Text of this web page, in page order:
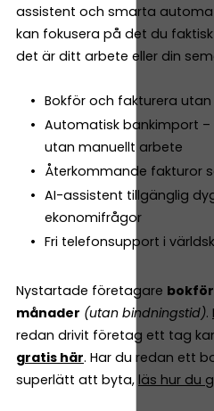
assistent och smarta
kan fokusera på det du
det är ditt arbete eller din
Bokför och fakturera
Automatisk bankimport
utan manuellt arbete
Återkommande fakturor
AI-assistent tillgänglig
ekonomifrågor
Fri telefonsupport i
Nystartade företagare
månader (utan bindningstid).
redan drivit företag ett tag
gratis här. Har du redan ett
superlätt att byta, läs hur du